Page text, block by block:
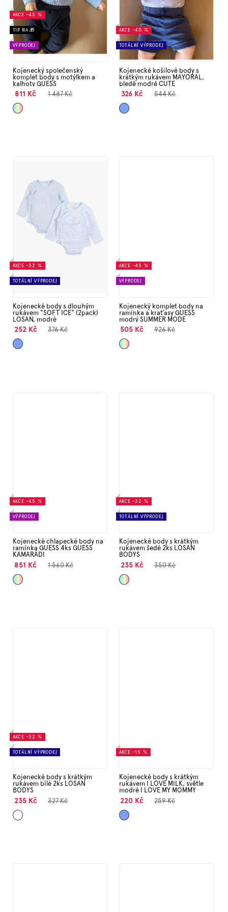
Značky
Měna
(CZK)
Přihlášení
d
u
k
t
AKCE –45 %
TIP NA 🎁
VÝPRODEJ
Kojenecký společenský
komplet body s motýlkem a
kalhoty GUESS
811 Kč 1 487 Kč
Mix
AKCE –40 %
TOTÁLNÍ VÝPRODEJ
Kojenecké košilové body s
krátkým rukávem MAYORAL,
bledě modré CUTE
326 Kč 544 Kč
Světle
AKCE –32 %
TOTÁLNÍ VÝPRODEJ
Kojenecké body s dlouhým
rukávem "SOFT ICE" (2pack)
LOSAN, modré
252 Kč 376 Kč
Světle
AKCE –45 %
VÝPRODEJ
Kojenecký komplet body na
ramínka a kraťasy GUESS
modrý SUMMER MODE
505 Kč 926 Kč
Mix
AKCE –45 %
VÝPRODEJ
Kojenecké chlapecké body na
ramínka GUESS 4ks GUESS
KAMARÁDI
851 Kč 1 560 Kč
Mix
AKCE –32 %
TOTÁLNÍ VÝPRODEJ
Kojenecké body s krátkým
rukávem šedé 2ks LOSAN
BODYS
235 Kč 350 Kč
Mix
AKCE –32 %
TOTÁLNÍ VÝPRODEJ
Kojenecké body s krátkým
rukávem bílé 2ks LOSAN
BODYS
235 Kč 327 Kč
Bílá
AKCE –15 %
Kojenecké body s krátkým
rukávem I LOVE MILK, světle
modré I LOVE MY MOMMY
220 Kč 259 Kč
Světle